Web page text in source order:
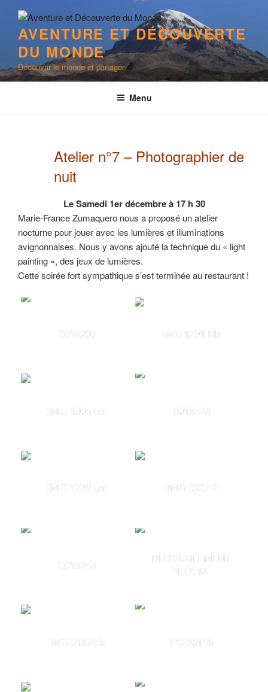
contenu
principal
AVENTURE ET DÉCOUVERTE
DU MONDE
Découvrir le monde et partager
Menu
Atelier n°7 – Photographier de
nuit
Le Samedi 1er décembre à 17 h 30
Marie-France Zumaquero nous a proposé un atelier
nocturne pour jouer avec les lumières et illuminations
avignonnaises. Nous y avons ajouté la technique du « light
painting », des jeux de lumières.
Cette soirée fort sympathique s’est terminée au restaurant !
C018207 IMG 1291 bis
IMG 1306 ter C018224
IMG 1279 ter IMG 0327 2
C018243
DEDOUBLEMENT
1.12.18
IMG 0157bis P1210116